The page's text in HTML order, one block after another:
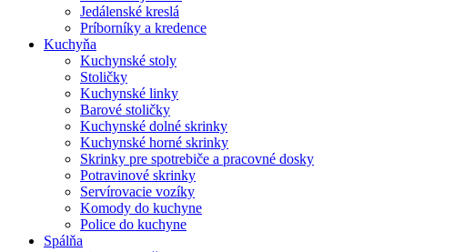
Jedálenské kreslá
Príborníky a kredence
Kuchyňa
Kuchynské stoly
Stoličky
Kuchynské linky
Barové stoličky
Kuchynské dolné skrinky
Kuchynské horné skrinky
Skrinky pre spotrebiče a pracovné dosky
Potravinové skrinky
Servírovacie vozíky
Komody do kuchyne
Police do kuchyne
Spálňa